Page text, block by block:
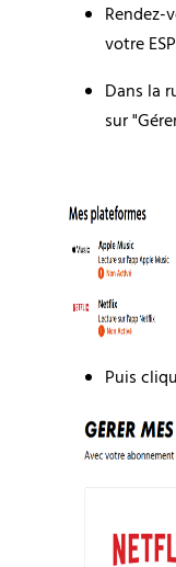
votre
Dans la
sur
Puis